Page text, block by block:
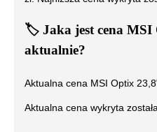
🏷️ Jaka jest cena MSI
aktualnie?
Aktualna cena MSI Optix
Aktualna cena wykryta